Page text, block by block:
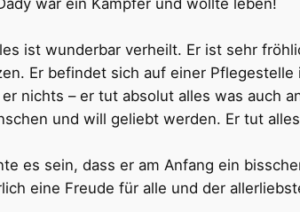
war ein Kämpfer und wollte leben!
ist wunderbar verheilt. Er ist sehr
Er befindet sich auf einer
nichts – er tut absolut alles was auch
und will geliebt werden. Er tut
es sein, dass er am Anfang ein
eine Freude für alle und der